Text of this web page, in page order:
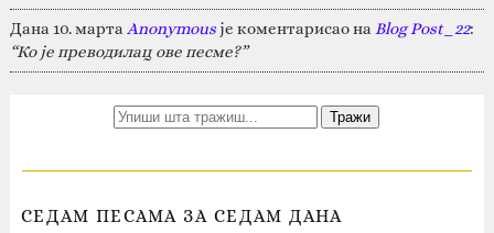
Дана 10. марта Anonymousје коментарисао на Blog Post_22:
“Ко је преводилац ове песме?”
СЕДАМ ПЕСАМА ЗА СЕДАМ ДАНА